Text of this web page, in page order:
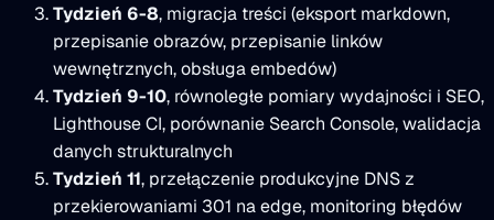
Tydzień 6-8, migracja treści (eksport markdown,
przepisanie obrazów, przepisanie linków
wewnętrznych, obsługa embedów)
Tydzień 9-10, równoległe pomiary wydajności i SEO,
Lighthouse CI, porównanie Search Console, walidacja
danych strukturalnych
Tydzień 11, przełączenie produkcyjne DNS z
przekierowaniami 301 na edge, monitoring błędów